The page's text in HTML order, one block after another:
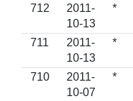
712
2011-
10-13
*
711
2011-
10-13
*
710
2011-
10-07
*